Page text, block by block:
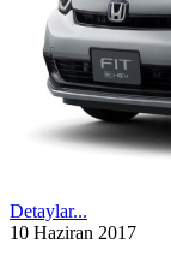
Detaylar...
10 Haziran 2017